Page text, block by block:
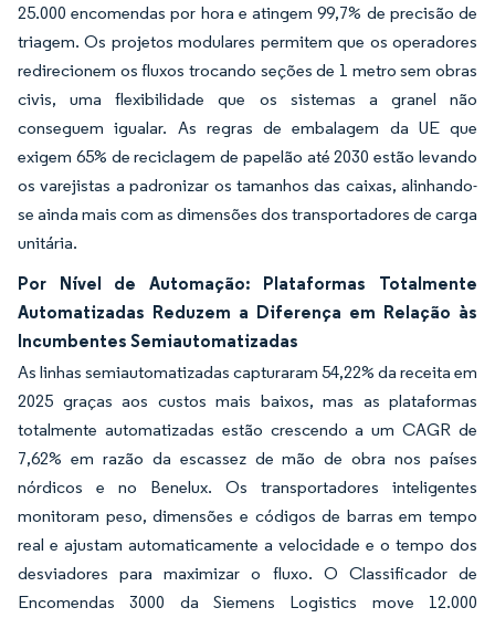
25.000 encomendas por hora e atingem 99,7% de precisão de
triagem. Os projetos modulares permitem que os operadores
redirecionem os fluxos trocando seções de 1 metro sem obras
civis, uma flexibilidade que os sistemas a granel não
conseguem igualar. As regras de embalagem da UE que
exigem 65% de reciclagem de papelão até 2030 estão levando
os varejistas a padronizar os tamanhos das caixas, alinhando-
se ainda mais com as dimensões dos transportadores de carga
unitária.
Por Nível de Automação: Plataformas Totalmente
Automatizadas Reduzem a Diferença em Relação às
Incumbentes Semiautomatizadas
As linhas semiautomatizadas capturaram 54,22% da receita em
2025 graças aos custos mais baixos, mas as plataformas
totalmente automatizadas estão crescendo a um CAGR de
7,62% em razão da escassez de mão de obra nos países
nórdicos e no Benelux. Os transportadores inteligentes
monitoram peso, dimensões e códigos de barras em tempo
real e ajustam automaticamente a velocidade e o tempo dos
desviadores para maximizar o fluxo. O Classificador de
Encomendas 3000 da Siemens Logistics move 12.000